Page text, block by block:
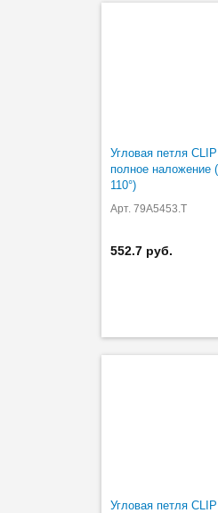
Угловая петля CLIP
полное наложение
110°)
Арт. 79A5453.T
552.7 руб.
Угловая петля CLIP